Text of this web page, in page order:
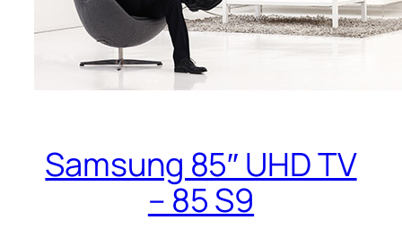
Samsung 85″ UHD TV
– 85 S9